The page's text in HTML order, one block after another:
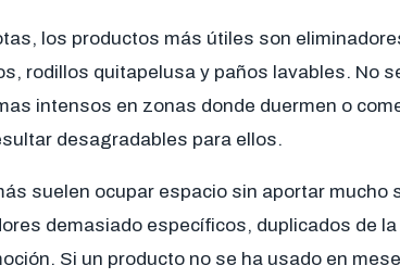
los productos más útiles son
rodillos quitapelusa y paños lavables. No
intensos en zonas donde duermen o
desagradables para ellos.
suelen ocupar espacio sin aportar mucho
demasiado específicos, duplicados de
Si un producto no se ha usado en